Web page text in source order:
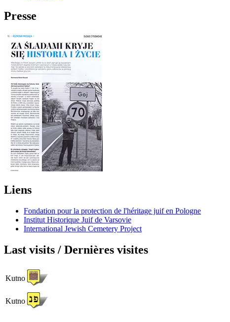
Presse
Liens
Fondation pour la protection de l'héritage juif en Pologne
Institut Historique Juif de Varsovie
International Jewish Cemetery Project
Last visits / Dernières visites
Kutno
Kutno